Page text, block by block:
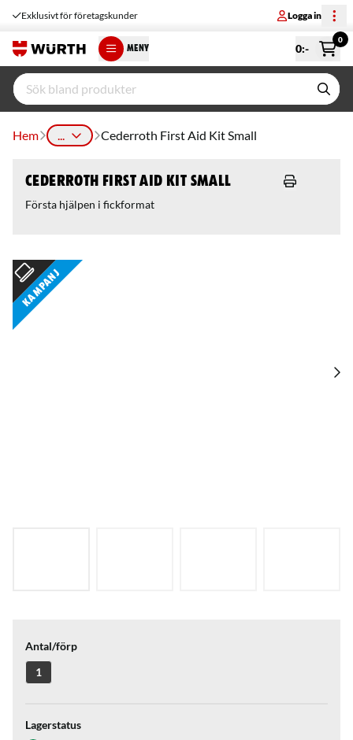
Exklusivt för företagskunder Logga in
MENY 0:-
0
Hem ... Cederroth First Aid Kit Small
Cederroth First Aid Kit Small
Första hjälpen i fickformat
Kampanj
Antal/förp
1
Lagerstatus